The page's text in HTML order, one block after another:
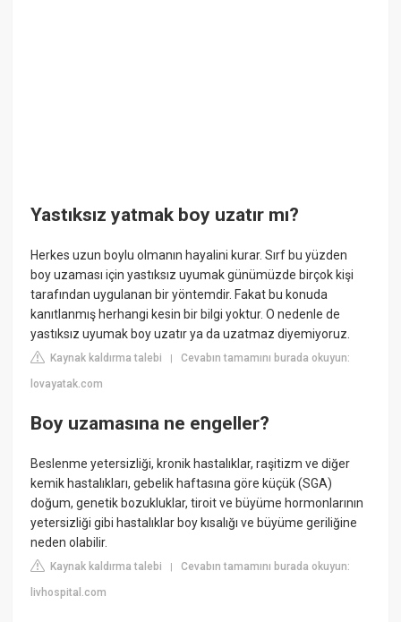
Yastıksız yatmak boy uzatır mı?
Herkes uzun boylu olmanın hayalini kurar. Sırf bu yüzden
boy uzaması için yastıksız uyumak günümüzde birçok kişi
tarafından uygulanan bir yöntemdir. Fakat bu konuda
kanıtlanmış herhangi kesin bir bilgi yoktur. O nedenle de
yastıksız uyumak boy uzatır ya da uzatmaz diyemiyoruz.
Kaynak kaldırma talebi |Cevabın tamamını burada okuyun:
lovayatak.com
Boy uzamasına ne engeller?
Beslenme yetersizliği, kronik hastalıklar, raşitizm ve diğer
kemik hastalıkları, gebelik haftasına göre küçük (SGA)
doğum, genetik bozukluklar, tiroit ve büyüme hormonlarının
yetersizliği gibi hastalıklar boy kısalığı ve büyüme geriliğine
neden olabilir.
Kaynak kaldırma talebi |Cevabın tamamını burada okuyun:
livhospital.com